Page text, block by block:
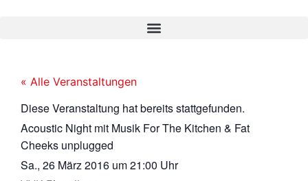
« Alle Veranstaltungen
Diese Veranstaltung hat bereits stattgefunden.
Acoustic Night mit Musik For The Kitchen & Fat
Cheeks unplugged
Sa., 26 März 2016 um21:00 Uhr